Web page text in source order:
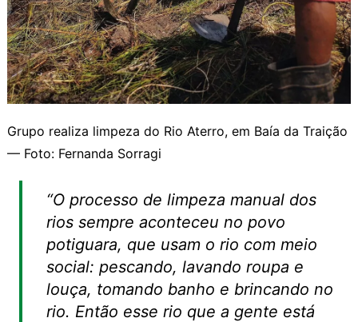
Grupo realiza limpeza do Rio Aterro, em Baía da Traição
— Foto: Fernanda Sorragi
“O processo de limpeza manual dos
rios sempre aconteceu no povo
potiguara, que usam o rio com meio
social: pescando, lavando roupa e
louça, tomando banho e brincando no
rio. Então esse rio que a gente está